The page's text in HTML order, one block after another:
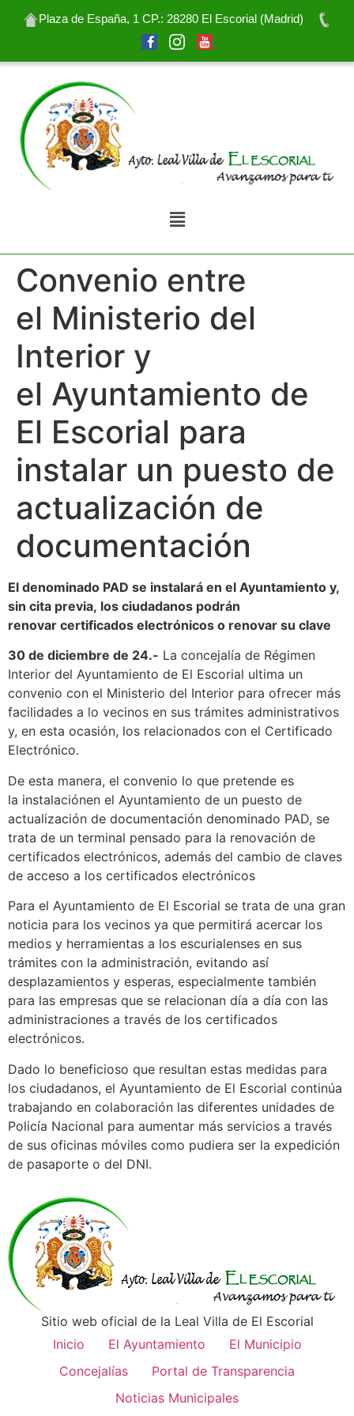
Plaza de España, 1 CP.: 28280 El Escorial (Madrid)
Convenio entre
el Ministerio del
Interior y
el Ayuntamiento de
El Escorial para
instalar un puesto de
actualización de
documentación
El denominado PAD se instalará en el Ayuntamiento y,
sin cita previa, los ciudadanos podrán
renovar certificados electrónicos o renovar su clave
30 de diciembre de 24.- La concejalía de Régimen
Interior del Ayuntamiento de El Escorial ultima un
convenio con el Ministerio del Interior para ofrecer más
facilidades a lo vecinos en sus trámites administrativos
y, en esta ocasión, los relacionados con el Certificado
Electrónico.
De esta manera, el convenio lo que pretende es
la instalaciónen el Ayuntamiento de un puesto de
actualización de documentación denominado PAD, se
trata de un terminal pensado para la renovación de
certificados electrónicos, además del cambio de claves
de acceso a los certificados electrónicos
Para el Ayuntamiento de El Escorial se trata de una gran
noticia para los vecinos ya que permitirá acercar los
medios y herramientas a los escurialenses en sus
trámites con la administración, evitando así
desplazamientos y esperas, especialmente también
para las empresas que se relacionan día a día con las
administraciones a través de los certificados
electrónicos.
Dado lo beneficioso que resultan estas medidas para
los ciudadanos, el Ayuntamiento de El Escorial continúa
trabajando en colaboración las diferentes unidades de
Policía Nacional para aumentar más servicios a través
de sus oficinas móviles como pudiera ser la expedición
de pasaporte o del DNI.
Sitio web oficial de la Leal Villa de El Escorial
Inicio
El Ayuntamiento
El Municipio
Concejalías
Portal de Transparencia
Noticias Municipales